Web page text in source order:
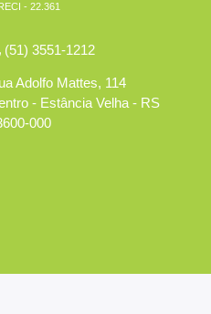
- 22.361
(51) 3551-1212
Adolfo Mattes, 114
- Estância Velha - RS
000